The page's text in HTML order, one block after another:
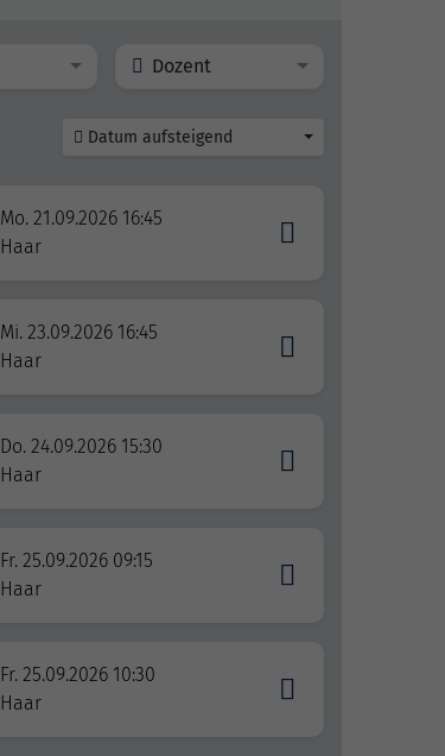
Dozent
Datum aufsteigend
Mo. 21.09.2026 16:45
Haar
Mi. 23.09.2026 16:45
Haar
Do. 24.09.2026 15:30
Haar
Fr. 25.09.2026 09:15
Haar
Fr. 25.09.2026 10:30
Haar